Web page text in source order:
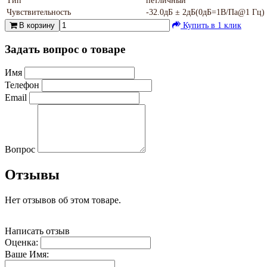
Чувствительность
-32.0дБ ± 2дБ(0дБ=1В/Па@1 Гц)
В корзину
Купить в 1 клик
Задать вопрос о товаре
Имя
Телефон
Email
Вопрос
Отзывы
Нет отзывов об этом товаре.
Написать отзыв
Оценка:
Ваше Имя: